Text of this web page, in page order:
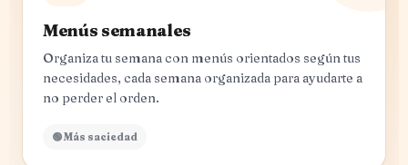
Menús semanales
Organiza tu semana con menús orientados según tus
necesidades, cada semana organizada para ayudarte a
no perder el orden.
🟢 Más saciedad